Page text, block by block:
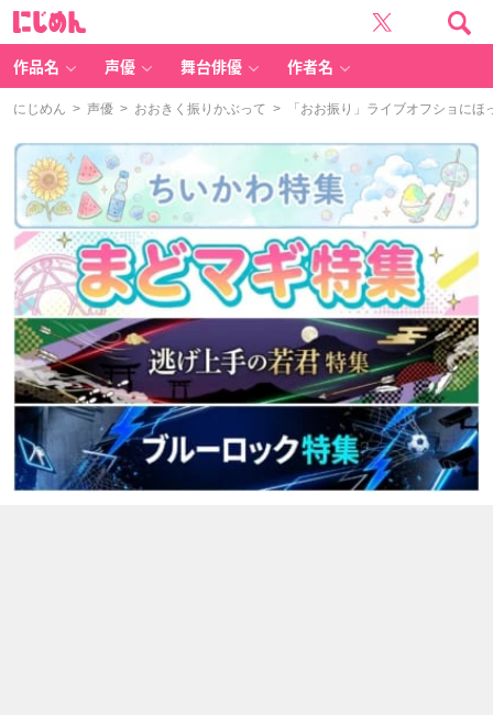
作品名 声優 舞台俳優 作者名
にじめん > 声優 > おおきく振りかぶって > 「おお振り」ライブオフショにほ